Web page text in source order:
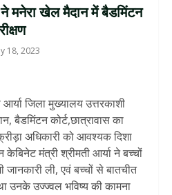
मनेरा खेल मैदान में बैडमिंटन
18, 2023
जिला मुख्यालय उत्तरकाशी
बैडमिंटन कोर्ट,छात्रावास का
अधिकारी को आवश्यक दिशा
केबिनेट मंत्री श्रीमती आर्या ने बच्चों
जानकारी ली, एवं बच्चों से बातचीत
उनके उज्ज्वल भविष्य की कामना